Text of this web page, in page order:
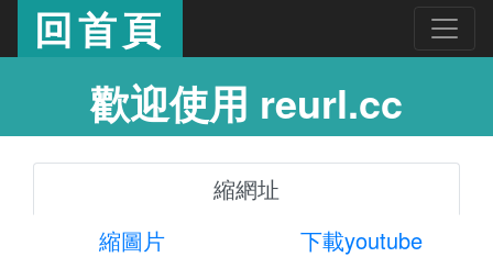
回首頁
歡迎使用 reurl.cc
縮網址
縮圖片
下載youtube